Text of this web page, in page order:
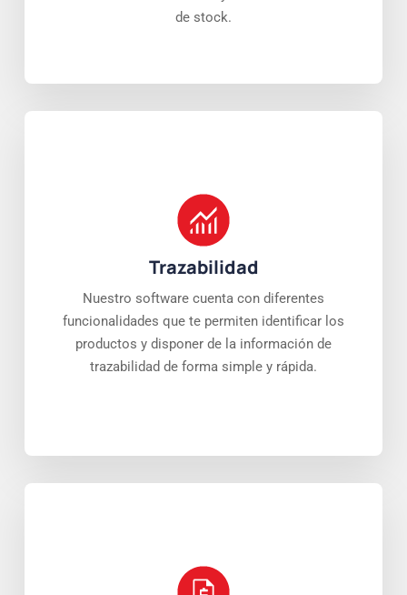
de stock.
Trazabilidad
Nuestro software cuenta con diferentes
funcionalidades que te permiten identificar los
productos y disponer de la información de
trazabilidad de forma simple y rápida.